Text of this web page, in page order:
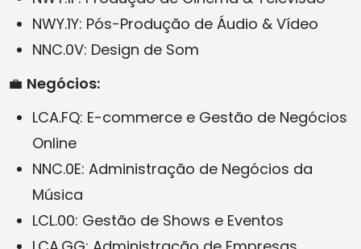
NWY.1Y: Pós-Produção de Áudio & Vídeo
NNC.0V: Design de Som
💼 Negócios:
LCA.FQ: E-commerce e Gestão de Negócios
Online
NNC.0E: Administração de Negócios da
Música
LCL.00: Gestão de Shows e Eventos